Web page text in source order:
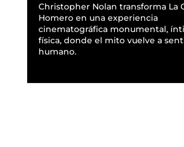
Christopher Nolan transforma La
Homero en una experiencia
cinematográfica monumental,
física, donde el mito vuelve a
humano.